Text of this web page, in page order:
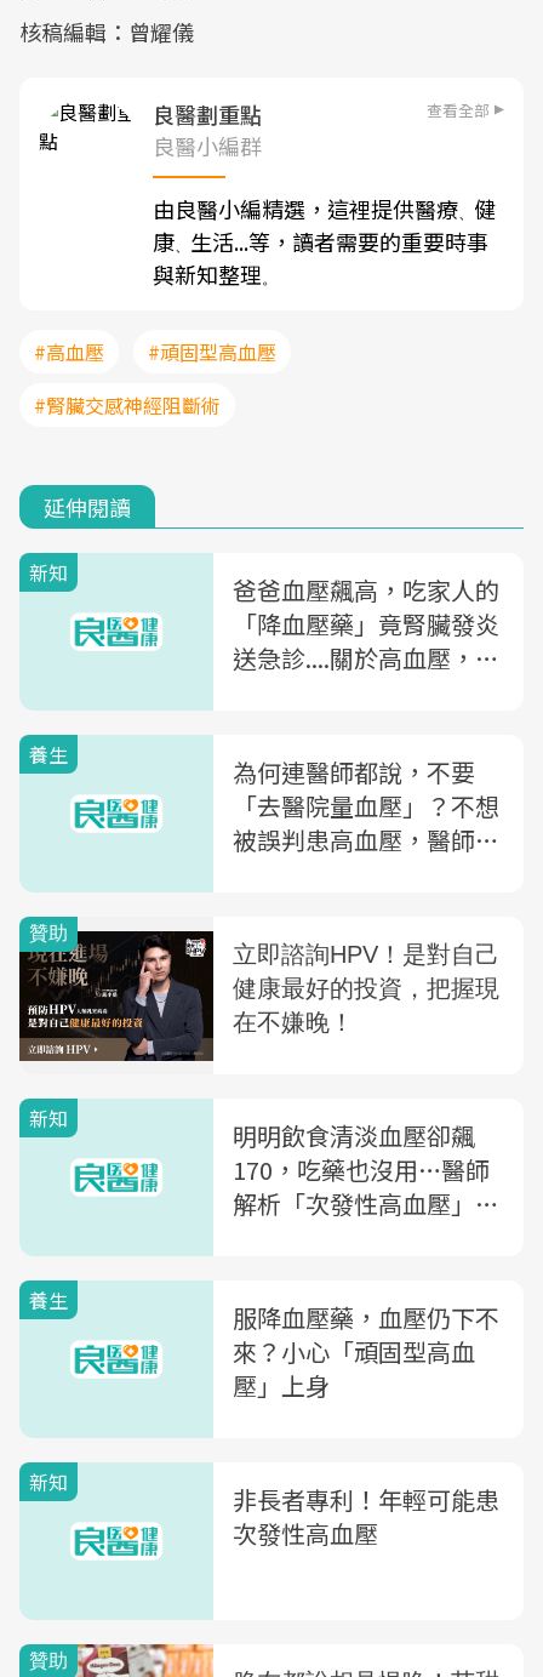
核稿編輯：曾耀儀
良醫劃重點 查看全部
良醫小編群
由良醫小編精選，這裡提供醫療、 健
康、 生活...等，讀者需要的重要時事
與新知整理。
#高血壓
#頑固型高血壓
#腎臟交感神經阻斷術
延伸閱讀
新知
爸爸血壓飆高，吃家人的
「降血壓藥」竟腎臟發炎
送急診....關於高血壓，你
養生
為何連醫師都說，不要
「去醫院量血壓」？不想
被誤判患高血壓，醫師教
新知
明明飲食清淡血壓卻飆
170，吃藥也沒用…醫師
解析「次發性高血壓」5
養生
服降血壓藥，血壓仍下不
來？小心「頑固型高血
壓」上身
新知
非長者專利！年輕可能患
次發性高血壓